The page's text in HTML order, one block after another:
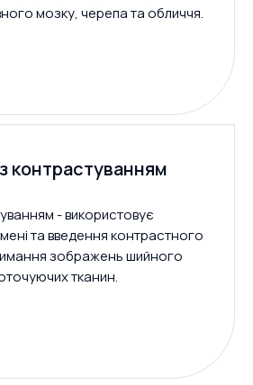
мозку, черепа та обличчя.
контрастуванням
- використовує
та введення контрастного
зображень шийного
тканин.